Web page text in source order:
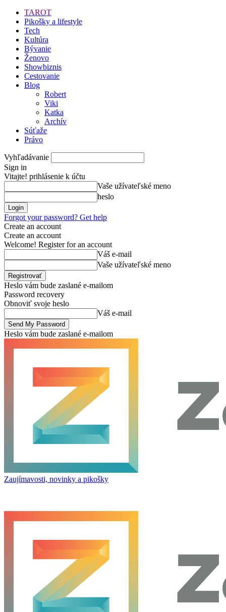
TAROT
Pikošky a lifestyle
Tech
Kultúra
Bývanie
Ženovo
Showbiznis
Cestovanie
Blog
Robert
Viki
Katka
Archív
Súťaže
Právo
Vyhľadávanie
Sign in
Vitajte! prihlásenie k účtu
Vaše užívateľské meno
heslo
Forgot your password? Get help
Create an account
Create an account
Welcome! Register for an account
Váš e-mail
Vaše užívateľské meno
Heslo vám bude zaslané e-mailom
Password recovery
Obnoviť svoje heslo
Váš e-mail
Heslo vám bude zaslané e-mailom
Zaujímavosti, novinky a pikošky